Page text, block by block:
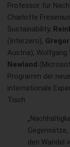
Professor für
Charlotte
Sustainability,
(Interzero),
Austria), Wolfgang
Newland
Programm der
internationale
Tisch
den Wandel